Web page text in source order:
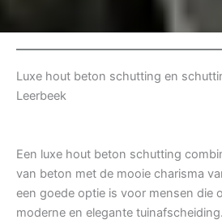
Luxe hout beton schutting en
Leerbeek
Een luxe hout beton schutting
van beton met de mooie charisma
een goede optie is voor mensen die
moderne en elegante